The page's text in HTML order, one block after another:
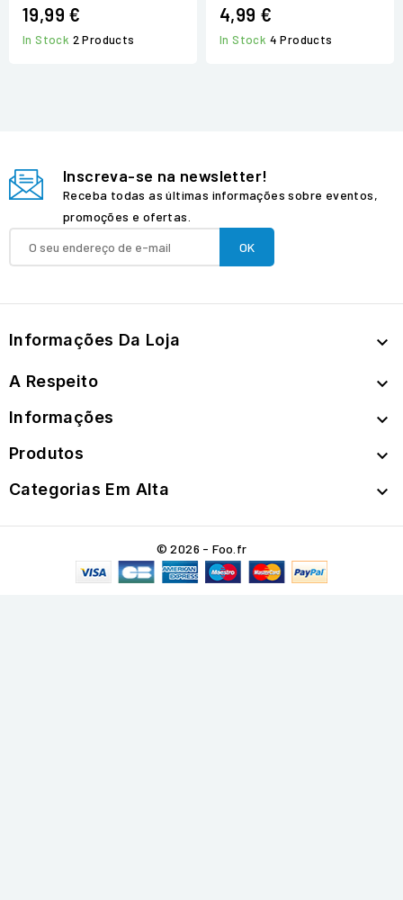
19,99 €
In Stock 2 Products
4,99 €
In Stock 4 Products
Inscreva-se na newsletter!
Receba todas as últimas informações sobre eventos,
promoções e ofertas.
Informações Da Loja 
A Respeito 
Informações 
Produtos 
Categorias Em Alta 
© 2026 - Foo.fr